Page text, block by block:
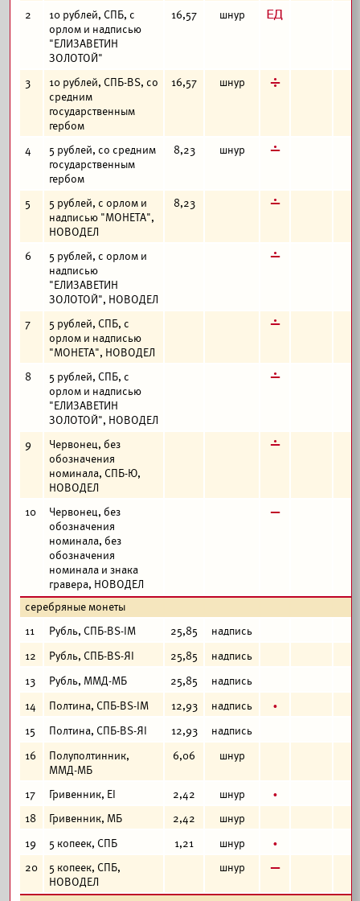
2
10 рублей, СПБ, с
орлом и надписью
"ЕЛИЗАВЕТИН
ЗОЛОТОЙ"
16,57 шнур з
3
10 рублей, СПБ-BS, со
средним
государственным
гербом
16,57 шнур д
4
5 рублей, со средним
государственным
гербом
8,23 шнур г
5
5 рублей, с орлом и
надписью "МОНЕТА",
НОВОДЕЛ
8,23 г
6
5 рублей, с орлом и
надписью
"ЕЛИЗАВЕТИН
ЗОЛОТОЙ", НОВОДЕЛ
г
7
5 рублей, СПБ, с
орлом и надписью
"МОНЕТА", НОВОДЕЛ
г
8
5 рублей, СПБ, с
орлом и надписью
"ЕЛИЗАВЕТИН
ЗОЛОТОЙ", НОВОДЕЛ
г
9
Червонец, без
обозначения
номинала, СПБ-Ю,
НОВОДЕЛ
г
10
Червонец, без
обозначения
номинала, без
обозначения
номинала и знака
гравера, НОВОДЕЛ
в
серебряные монеты
11
Рубль, СПБ-BS-IM 25,85
надпись
12
Рубль, СПБ-BS-ЯI 25,85
надпись
13
Рубль, ММД-МБ 25,85
надпись
14
Полтина, СПБ-BS-IM 12,93 надпись б
15 Полтина, СПБ-BS-ЯI 12,93
надпись
16
Полуполтинник,
ММД-МБ
6,06 шнур
17 Гривенник, EI 2,42 шнур б
18 Гривенник, МБ 2,42
шнур
19
5 копеек, СПБ 1,21 шнур б
20
5 копеек, СПБ,
НОВОДЕЛ
шнур в